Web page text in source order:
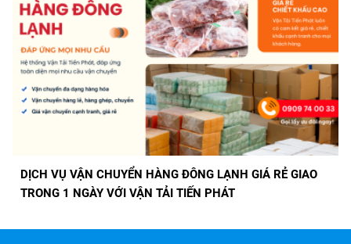
DỊCH VỤ VẬN CHUYỂN HÀNG ĐÔNG LẠNH GIÁ RẺ GIAO
TRONG 1 NGÀY VỚI VẬN TẢI TIẾN PHÁT